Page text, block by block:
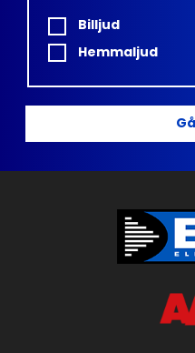
Billjud
Hemmaljud